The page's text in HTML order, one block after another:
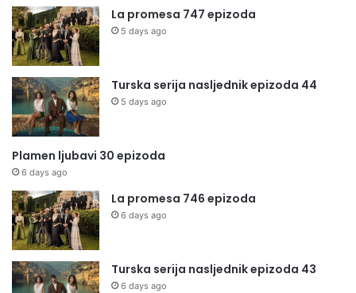
La promesa 747 epizoda
5 days ago
Turska serija nasljednik epizoda 44
5 days ago
Plamen ljubavi 30 epizoda
6 days ago
La promesa 746 epizoda
6 days ago
Turska serija nasljednik epizoda 43
6 days ago